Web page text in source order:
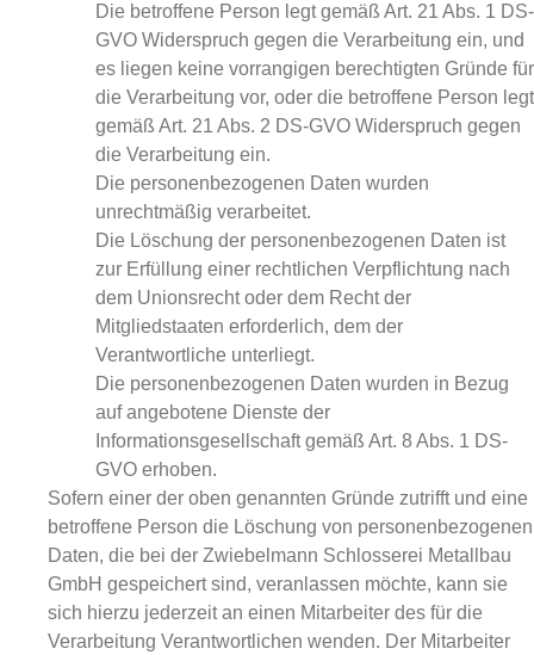
Die betroffene Person legt gemäß Art. 21 Abs. 1 DS-
GVO Widerspruch gegen die Verarbeitung ein, und
es liegen keine vorrangigen berechtigten Gründe für
die Verarbeitung vor, oder die betroffene Person legt
gemäß Art. 21 Abs. 2 DS-GVO Widerspruch gegen
die Verarbeitung ein.
Die personenbezogenen Daten wurden
unrechtmäßig verarbeitet.
Die Löschung der personenbezogenen Daten ist
zur Erfüllung einer rechtlichen Verpflichtung nach
dem Unionsrecht oder dem Recht der
Mitgliedstaaten erforderlich, dem der
Verantwortliche unterliegt.
Die personenbezogenen Daten wurden in Bezug
auf angebotene Dienste der
Informationsgesellschaft gemäß Art. 8 Abs. 1 DS-
GVO erhoben.
Sofern einer der oben genannten Gründe zutrifft und eine
betroffene Person die Löschung von personenbezogenen
Daten, die bei der Zwiebelmann Schlosserei Metallbau
GmbH gespeichert sind, veranlassen möchte, kann sie
sich hierzu jederzeit an einen Mitarbeiter des für die
Verarbeitung Verantwortlichen wenden. Der Mitarbeiter